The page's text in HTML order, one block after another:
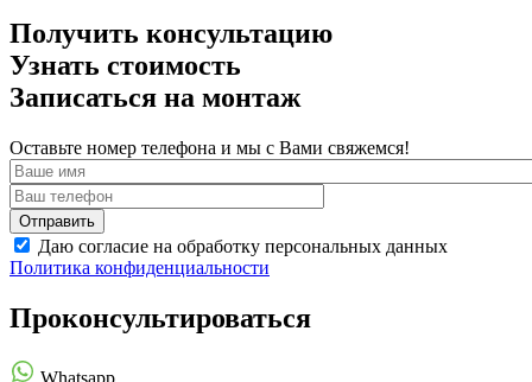
Получить консультацию
Узнать стоимость
Записаться на монтаж
Оставьте номер телефона и мы с Вами свяжемся!
Даю согласие на обработку персональных данных
Политика конфиденциальности
Проконсультироваться
Whatsapp